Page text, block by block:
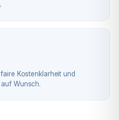
Kostenklarheit und
Wunsch.